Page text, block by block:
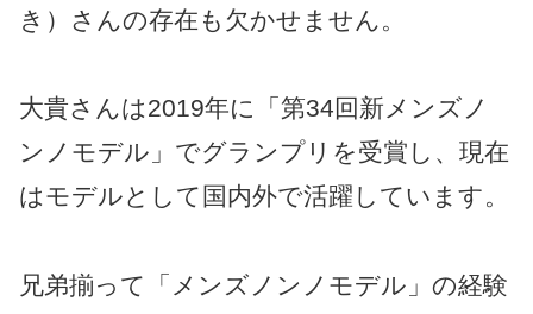
き）さんの存在も欠かせません。
大貴さんは2019年に「第34回新メンズノ
ンノモデル」でグランプリを受賞し、現在
はモデルとして国内外で活躍しています。
兄弟揃って「メンズノンノモデル」の経験